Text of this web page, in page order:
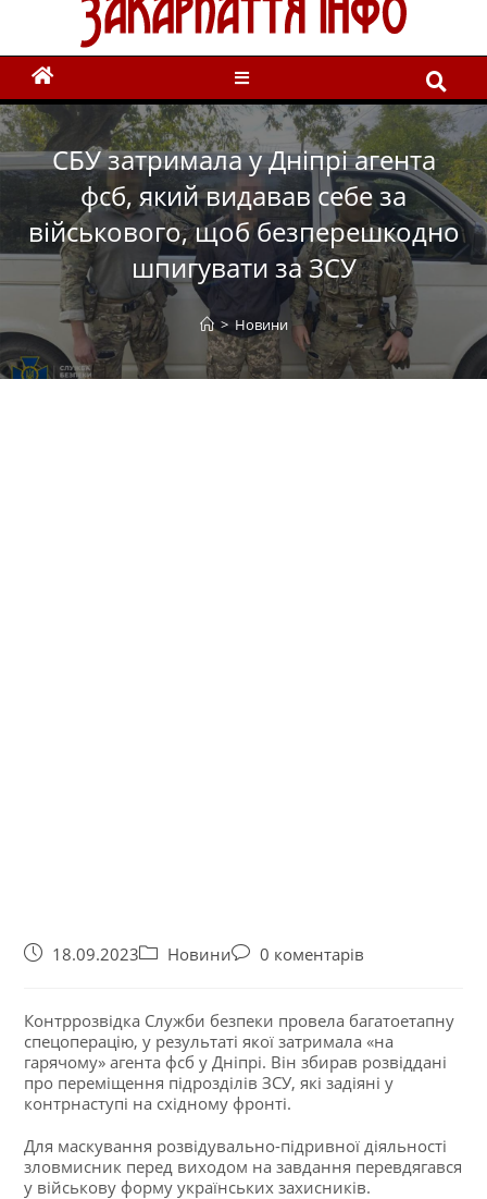
СБУ затримала у Дніпрі агента
фсб, який видавав себе за
військового, щоб безперешкодно
шпигувати за ЗСУ
> Новини
18.09.2023 Новини 0 коментарів
Контррозвідка Служби безпеки провела багатоетапну
спецоперацію, у результаті якої затримала «на
гарячому» агента фсб у Дніпрі. Він збирав розвіддані
про переміщення підрозділів ЗСУ, які задіяні у
контрнаступі на східному фронті.
Для маскування розвідувально-підривної діяльності
зловмисник перед виходом на завдання перевдягався
у військову форму українських захисників.